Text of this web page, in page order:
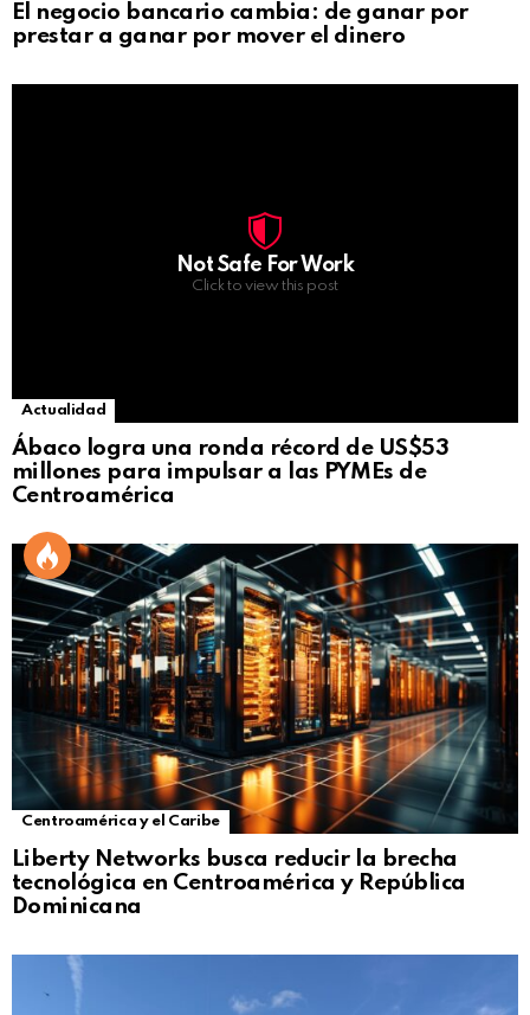
El negocio bancario cambia: de ganar por
prestar a ganar por mover el dinero
Not Safe For Work
Click to view this post
Actualidad
Ábaco logra una ronda récord de US$53
millones para impulsar a las PYMEs de
Centroamérica
Centroamérica y el Caribe
Liberty Networks busca reducir la brecha
tecnológica en Centroamérica y República
Dominicana